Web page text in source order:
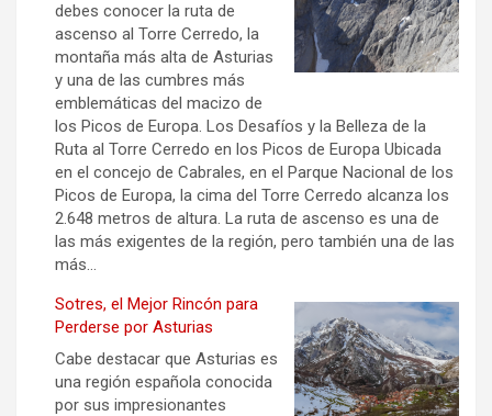
debes conocer la ruta de
ascenso al Torre Cerredo, la
montaña más alta de Asturias
y una de las cumbres más
emblemáticas del macizo de
los Picos de Europa. Los Desafíos y la Belleza de la
Ruta al Torre Cerredo en los Picos de Europa Ubicada
en el concejo de Cabrales, en el Parque Nacional de los
Picos de Europa, la cima del Torre Cerredo alcanza los
2.648 metros de altura. La ruta de ascenso es una de
las más exigentes de la región, pero también una de las
más…
Sotres, el Mejor Rincón para
Perderse por Asturias
Cabe destacar que Asturias es
una región española conocida
por sus impresionantes